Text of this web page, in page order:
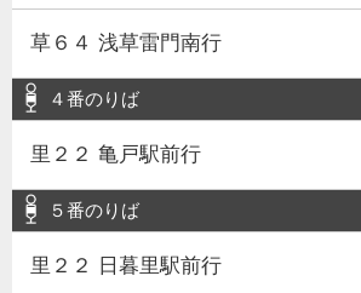
草６４ 浅草雷門南行
４番のりば
里２２ 亀戸駅前行
５番のりば
里２２ 日暮里駅前行